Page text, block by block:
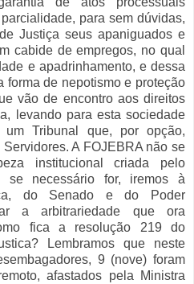
para sem dúvidas,
Justiça seus apaniguados e
cabide de empregos, no qual
e apadrinhamento, e dessa
forma de nepotismo e proteção
vão de encontro aos direitos
levando para esta sociedade
Tribunal que, por opção,
A FOJEBRA não se
institucional criada pelo
se necessário for, iremos à
do Senado e do Poder
a arbitrariedade que ora
fica a resolução 219 do
Lembramos que neste
9 (nove) foram
afastados pela Ministra